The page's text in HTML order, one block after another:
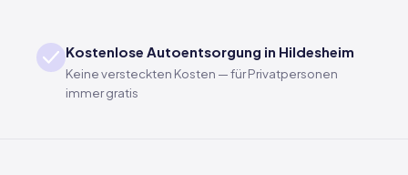
Kostenlose Autoentsorgung in Hildesheim
Keine versteckten Kosten — für Privatpersonen
immer gratis